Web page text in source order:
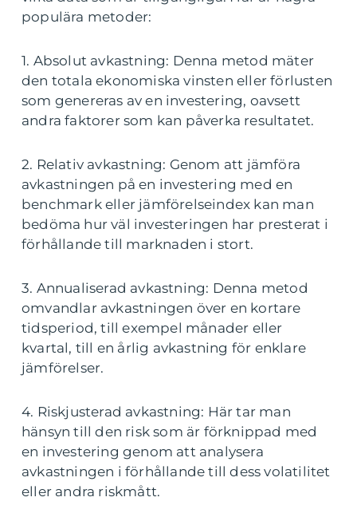
populära metoder:
1. Absolut avkastning: Denna metod mäter
den totala ekonomiska vinsten eller förlusten
som genereras av en investering, oavsett
andra faktorer som kan påverka resultatet.
2. Relativ avkastning: Genom att jämföra
avkastningen på en investering med en
benchmark eller jämförelseindex kan man
bedöma hur väl investeringen har presterat i
förhållande till marknaden i stort.
3. Annualiserad avkastning: Denna metod
omvandlar avkastningen över en kortare
tidsperiod, till exempel månader eller
kvartal, till en årlig avkastning för enklare
jämförelser.
4. Riskjusterad avkastning: Här tar man
hänsyn till den risk som är förknippad med
en investering genom att analysera
avkastningen i förhållande till dess volatilitet
eller andra riskmått.